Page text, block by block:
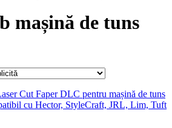
mașină de tuns